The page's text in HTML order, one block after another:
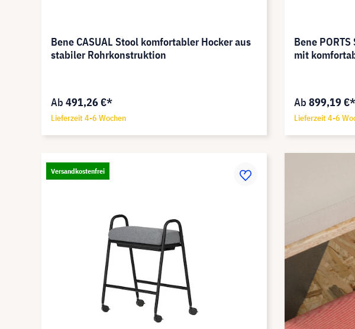
Bene CASUAL Stool komfortabler Hocker aus
stabiler Rohrkonstruktion
Ab 491,26 €*
Lieferzeit 4-6 Wochen
Bene
mit
Ab899,19 €*
Lieferzeit 4-6
Versandkostenfrei